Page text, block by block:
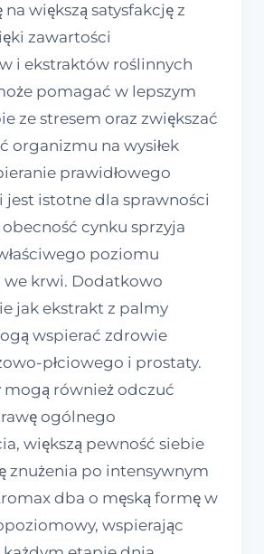
na większą satysfakcję z
zawartości
i ekstraktów roślinnych
pomagać w lepszym
ze stresem oraz zwiększać
organizmu na wysiłek
prawidłowego
jest istotne dla sprawności
obecność cynku sprzyja
poziomu
krwi. Dodatkowo
jak ekstrakt z palmy
wspierać zdrowie
płciowego i prostaty.
mogą również odczuć
ogólnego
większą pewność siebie
znużenia po intensywnym
dba o męską formę w
wspierając